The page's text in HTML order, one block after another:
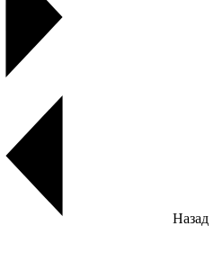
Назад